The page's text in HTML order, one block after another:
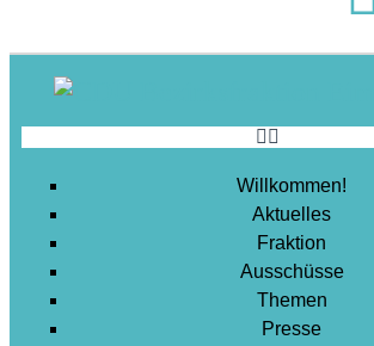
Stadtentwicklung
Wohnen
Willkommen!
Aktuelles
Fraktion
Ausschüsse
Themen
Presse